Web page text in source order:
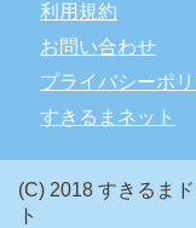
利用規約
お問い合わせ
プライバシーポ
すきるまネット
(C) 2018 すきるま
ト